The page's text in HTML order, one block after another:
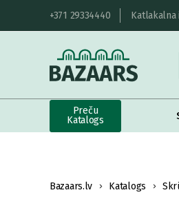
+371 29334440 Katlakalna
Preču
Katalogs
Bazaars.lv Katalogs